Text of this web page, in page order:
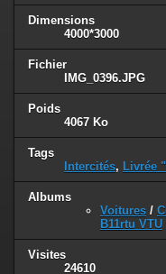
Dimensions
4000*3000
Fichier
IMG_0396.JPG
Poids
4067 Ko
Tags
Intercités, Livrée
Albums
Voitures /
B11rtu VTU
Visites
24610